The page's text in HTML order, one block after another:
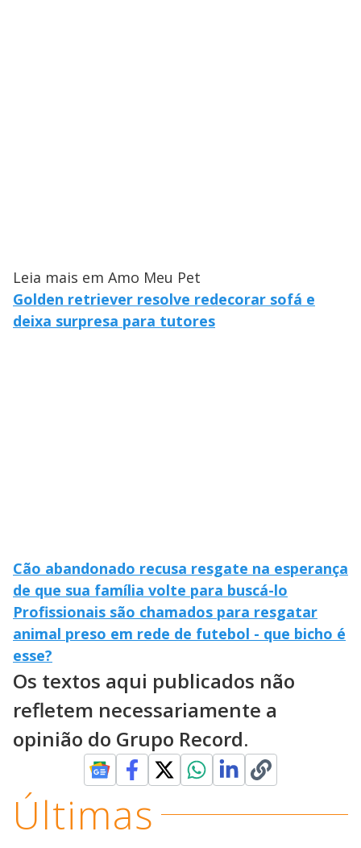
Leia mais em Amo Meu Pet
Golden retriever resolve redecorar sofá e
deixa surpresa para tutores
Cão abandonado recusa resgate na esperança
de que sua família volte para buscá-lo
Profissionais são chamados para resgatar
animal preso em rede de futebol - que bicho é
esse?
Os textos aqui publicados não
refletem necessariamente a
opinião do Grupo Record.
Últimas